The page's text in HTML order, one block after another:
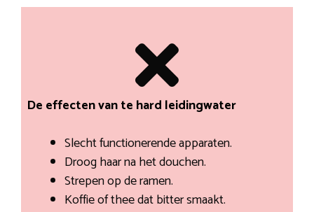
De effecten van te hard leidingwater
Slecht functionerende apparaten.
Droog haar na het douchen.
Strepen op de ramen.
Koffie of thee dat bitter smaakt.